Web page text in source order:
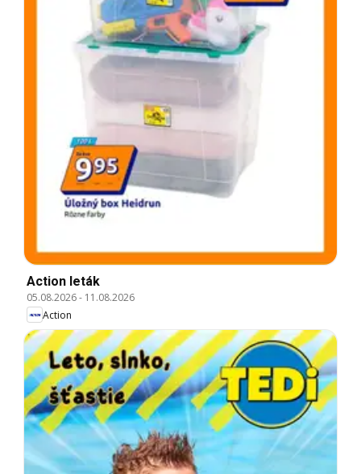
Action leták
05.08.2026- 11.08.2026
Action